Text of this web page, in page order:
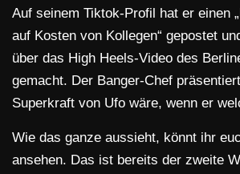
Auf seinem Tiktok-Profil hat er einen
auf Kosten von Kollegen“ gepostet
über das High Heels-Video des
gemacht. Der Banger-Chef
Superkraft von Ufo wäre, wenn er
Wie das ganze aussieht, könnt ihr
ansehen. Das ist bereits der zweite